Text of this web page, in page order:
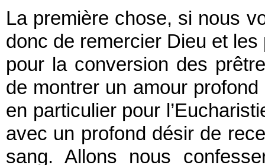
La première chose, si nous
donc de remercier Dieu et
pour la conversion des
de montrer un amour
en particulier pour
avec un profond désir de
sang. Allons nous